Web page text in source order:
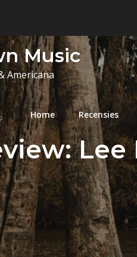
Music
Americana
Home Recensies